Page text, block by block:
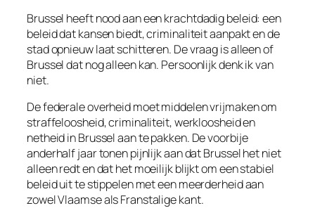
Brussel heeft nood aan een krachtdadig beleid: een
beleid dat kansen biedt, criminaliteit aanpakt en de
stad opnieuw laat schitteren. De vraag is alleen of
Brussel dat nog alleen kan. Persoonlijk denk ik van
niet.
De federale overheid moet middelen vrijmaken om
straffeloosheid, criminaliteit, werkloosheid en
netheid in Brussel aan te pakken. De voorbije
anderhalf jaar tonen pijnlijk aan dat Brussel het niet
alleen redt en dat het moeilijk blijkt om een stabiel
beleid uit te stippelen met een meerderheid aan
zowel Vlaamse als Franstalige kant.